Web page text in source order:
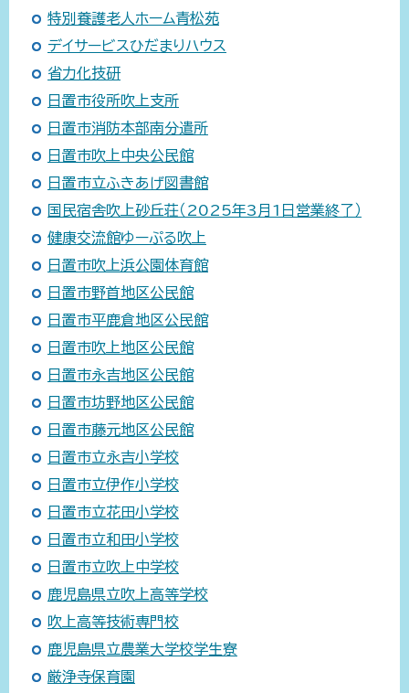
特別養護老人ホーム青松苑
デイサービスひだまりハウス
省力化技研
日置市役所吹上支所
日置市消防本部南分遣所
日置市吹上中央公民館
日置市立ふきあげ図書館
国民宿舎吹上砂丘荘（2025年3月1日営業終了）
健康交流館ゆーぷる吹上
日置市吹上浜公園体育館
日置市野首地区公民館
日置市平鹿倉地区公民館
日置市吹上地区公民館
日置市永吉地区公民館
日置市坊野地区公民館
日置市藤元地区公民館
日置市立永吉小学校
日置市立伊作小学校
日置市立花田小学校
日置市立和田小学校
日置市立吹上中学校
鹿児島県立吹上高等学校
吹上高等技術専門校
鹿児島県立農業大学校学生寮
厳浄寺保育園